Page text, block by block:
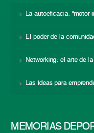
La autoeficacia: “motor
El poder de la
Networking: el arte de
Las ideas para
MEMORIAS